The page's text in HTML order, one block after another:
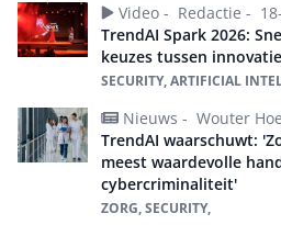
Video - Redactie -
TrendAI Spark 2026:
keuzes tussen
SECURITY, ARTIFICIAL
Nieuws - Wouter
TrendAI waarschuwt:
meest waardevolle
cybercriminaliteit'
ZORG, SECURITY,